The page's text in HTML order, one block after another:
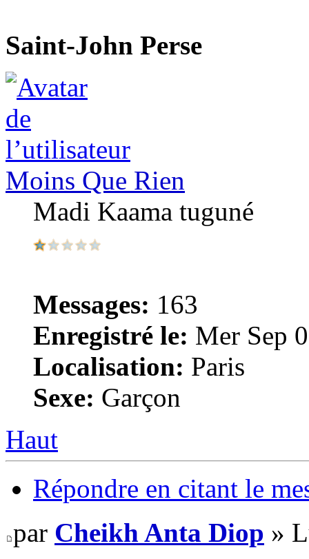
Saint-John Perse
Moins Que Rien
Madi Kaama tuguné
Messages: 163
Enregistré le: Mer Sep
Localisation: Paris
Sexe: Garçon
Haut
Répondre en citant le
par Cheikh Anta Diop »